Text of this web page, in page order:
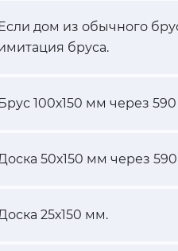
дом из обычного
бруса.
100х150 мм через
50х150 мм через
25х150 мм.